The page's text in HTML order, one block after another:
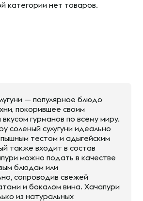
категории нет товаров.
— популярное блюдо
покорившее своим
гурманов по всему миру.
соленый сулугуни идеально
тестом и адыгейским
также входит в состав
можно подать в качестве
блюдам или
сопроводив свежей
и бокалом вина. Хачапури
из натуральных